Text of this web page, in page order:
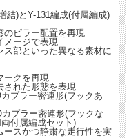
結)とY-131編成(付属編成)
ピラー配置を再現
メージで表現
部といった異なる素材に
ークを再現
れた形態を表現
プラー密連形(フックあ
プラー密連形(フックな
付属編成セット)
スかつ静粛な走行性を実